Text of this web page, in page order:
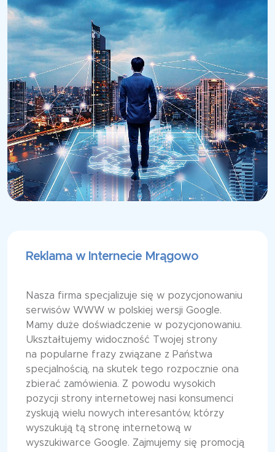
Reklama w Internecie Mrągowo
Nasza firma specjalizuje się w pozycjonowaniu
serwisów WWW w polskiej wersji Google.
Mamy duże doświadczenie w pozycjonowaniu.
Ukształtujemy widoczność Twojej strony
na popularne frazy związane z Państwa
specjalnością, na skutek tego rozpocznie ona
zbierać zamówienia. Z powodu wysokich
pozycji strony internetowej nasi konsumenci
zyskują wielu nowych interesantów, którzy
wyszukują tą stronę internetową w
wyszukiwarce Google. Zajmujemy się promocją